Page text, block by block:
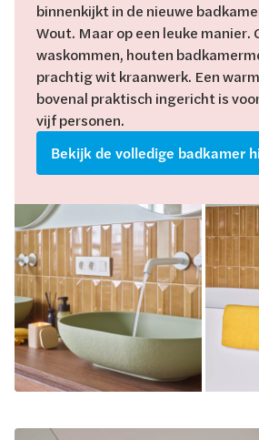
binnenkijkt in de nieuwe
Wout. Maar op een leuke manier.
waskommen, houten
prachtig wit kraanwerk. Een
bovenal praktisch ingericht is
vijf personen.
Bekijk de volledige badkamer